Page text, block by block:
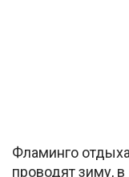
Фламинго
проводят зиму,